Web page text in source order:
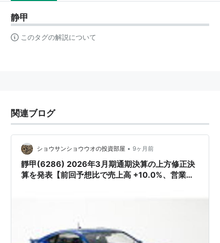
静甲
このタグの解説について
関連ブログ
ショウサンショウウオの投資部屋 • 9ヶ月前
靜甲(6286) 2026年3月期通期決算の上方修正決
算を発表【前回予想比で売上高 +10.0%、営業利